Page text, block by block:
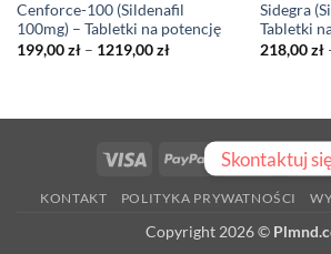
Cenforce-100 (Sildenafil
100mg) – Tabletki na potencję
199,00zł – 1219,00złZakres
1219,00 zł
Sidegra
Tabletki
218,00zł
Visa PayPal Stripe
KONTAKT POLITYKA PRYWATNOŚCI
Copyright 2026 ©
Skontaktuj